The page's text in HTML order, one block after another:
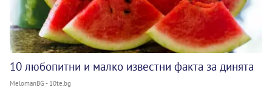
10 любопитни и малко известни факта за динята
MelomanBG - 10te.bg